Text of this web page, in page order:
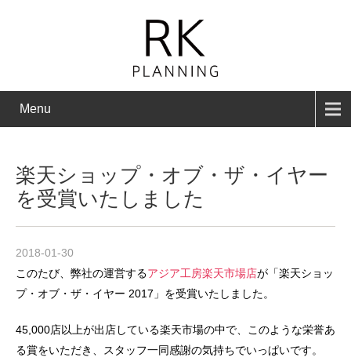
Menu
楽天ショップ・オブ・ザ・イヤー
を受賞いたしました
2018-01-30
このたび、弊社の運営するアジア工房楽天市場店が「楽天ショッ
プ・オブ・ザ・イヤー 2017」を受賞いたしました。
45,000店以上が出店している楽天市場の中で、このような栄誉あ
る賞をいただき、スタッフ一同感謝の気持ちでいっぱいです。